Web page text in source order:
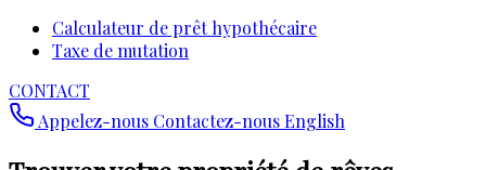
Calculateur de prêt hypothécaire
Taxe de mutation
CONTACT
Appelez-nous Contactez-nousEnglish